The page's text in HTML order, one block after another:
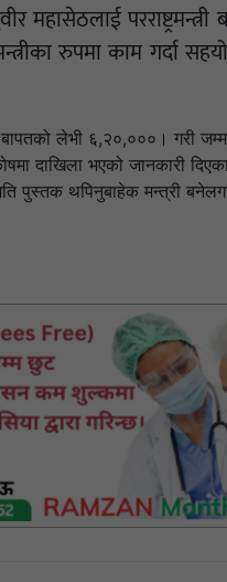
महासेठलाई
रुपमा काम गर्दा
लेभी ६,२०,०००। गरी
दाखिला भएको जानकारी
थपिनुबाहेक मन्त्री